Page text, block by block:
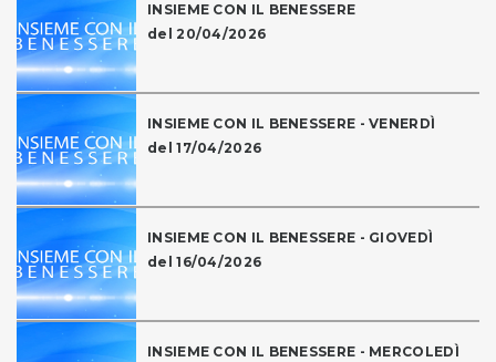
INSIEME CON IL BENESSERE
del 20/04/2026
INSIEME CON IL BENESSERE - VENERDÌ
del 17/04/2026
INSIEME CON IL BENESSERE - GIOVEDÌ
del 16/04/2026
INSIEME CON IL BENESSERE - MERCOLEDÌ